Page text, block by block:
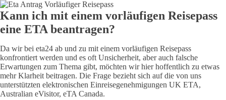
Kann ich mit einem vorläufigen Reisepass
eine ETA beantragen?
Da wir bei eta24 ab und zu mit einem vorläufigen Reisepass
konfrontiert werden und es oft Unsicherheit, aber auch falsche
Erwartungen zum Thema gibt, möchten wir hier hoffentlich zu etwas
mehr Klarheit beitragen. Die Frage bezieht sich auf die von uns
unterstützten elektronischen Einreisegenehmigungen UK ETA,
Australian eVisitor, eTA Canada.